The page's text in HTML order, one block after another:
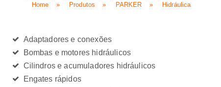
Home » Produtos » PARKER » Hidráulica
Adaptadores e conexões
Bombas e motores hidráulicos
Cilindros e acumuladores hidráulicos
Engates rápidos